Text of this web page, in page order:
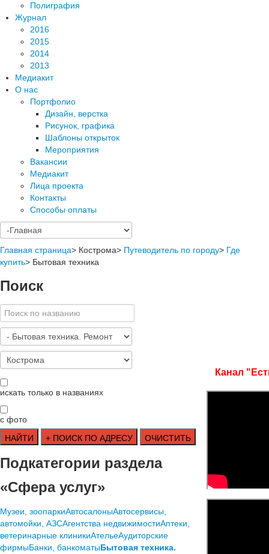
Полиграфия
Журнал
2016
2015
2014
2013
Медиакит
О нас
Портфолио
Дизайн, верстка
Рисунок, графика
Шаблоны открыток
Мероприятия
Вакансии
Медиакит
Лица проекта
Контакты
Способы оплаты
Главная страница> Кострома> Путеводитель по городу> Где
купить> Бытовая техника
Поиск
искать только в названиях
с фото
Подкатегории раздела
«Сфера услуг»
Mузеи, зоопаркиАвтосалоныАвтосервисы,
автомойки, АЗСАгентства недвижимостиАптеки,
ветеринарные клиникиАтельеАудиторские
фирмыБанки, банкоматыБытовая техника.
Канал